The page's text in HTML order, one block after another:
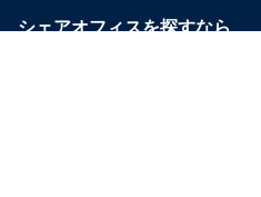
シェアオフィスを探すなら